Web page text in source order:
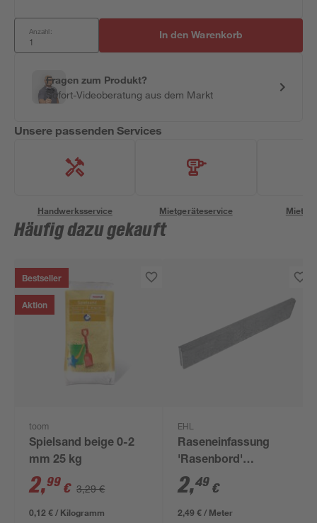
Anzahl: In den Warenkorb
Fragen zum Produkt?
Sofort-Videoberatung aus dem Markt
Unsere passenden Services
Handwerksservice Mietgeräteservice
Häufig dazu gekauft
Bestseller
Aktion
toom
Spielsand beige 0-2
mm 25 kg
2,99 € 3,29 €
0,12 € / Kilogramm
EHL
Raseneinfassung
'Rasenbord'
beidseitig abgerundet
5 x 25 x 100 cm grau
2,49 €
2,49 € / Meter